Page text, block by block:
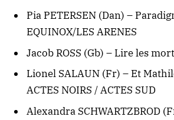
Pia PETERSEN (Dan) –
EQUINOX/LES ARENES
Jacob ROSS (Gb) – Lire les
Lionel SALAUN (Fr) – Et
ACTES NOIRS / ACTES SUD
Alexandra SCHWARTZBROD